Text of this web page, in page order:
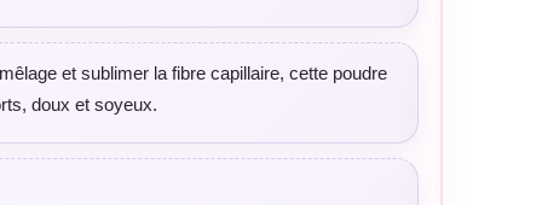
et sublimer la fibre capillaire, cette poudre
doux et soyeux.